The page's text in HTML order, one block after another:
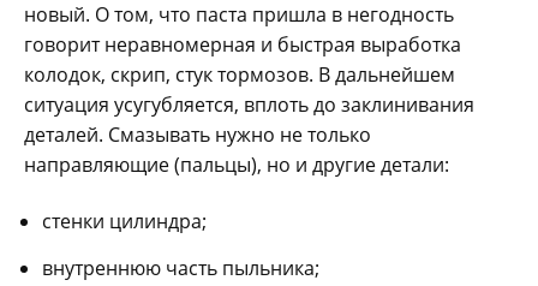
новый. О том, что паста пришла в негодность
говорит неравномерная и быстрая выработка
колодок, скрип, стук тормозов. В дальнейшем
ситуация усугубляется, вплоть до заклинивания
деталей. Смазывать нужно не только
направляющие (пальцы), но и другие детали:
стенки цилиндра;
внутреннюю часть пыльника;